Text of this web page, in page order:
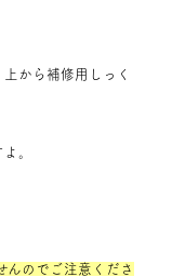
から補修用しっく
。
んのでご注意くださ